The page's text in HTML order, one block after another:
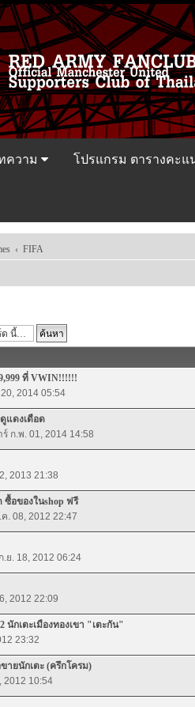
ความ โปรแกรม ตารางคะ
‹ FIFA
ที่ VWIN!!!!!!
20, 2014 05:54
แดงเดือด
ร์ ก.พ. 01, 2014 14:58
2013 21:38
ซื้อของในshop ฟรี
. 08, 2012 22:47
.ย. 18, 2012 06:24
2012 22:09
นักเตะเมืองทองเขา "เตะกัน"
23:32
ายนักเตะ (ครึกโครม)
2012 10:54